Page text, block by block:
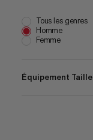
Tous les genres
Homme
Femme
Équipement Taille